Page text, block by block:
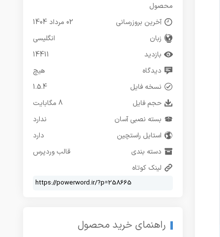
محصول
آخرین بروزرسانی
02 مرداد 1404
زبان
انگلیسی
بازدید
14411
دیدگاه
هیچ
نسخه فایل
1.5.4
حجم فایل
8 مگابایت
بسته نصبی آسان
ندارد
استایل راستچین
دارد
دسته بندی
قالب وردپرس
لینک کوتاه
راهنمای خرید محصول